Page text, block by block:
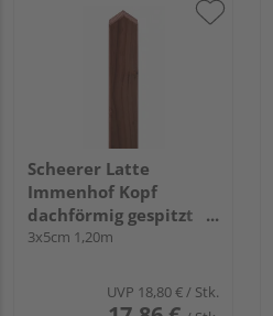
Scheerer Latte
Immenhof Kopf
dachförmig gespitzt
transparent lasiert -
3x5cm 1,20m
UVP 18,80 €/ Stk.